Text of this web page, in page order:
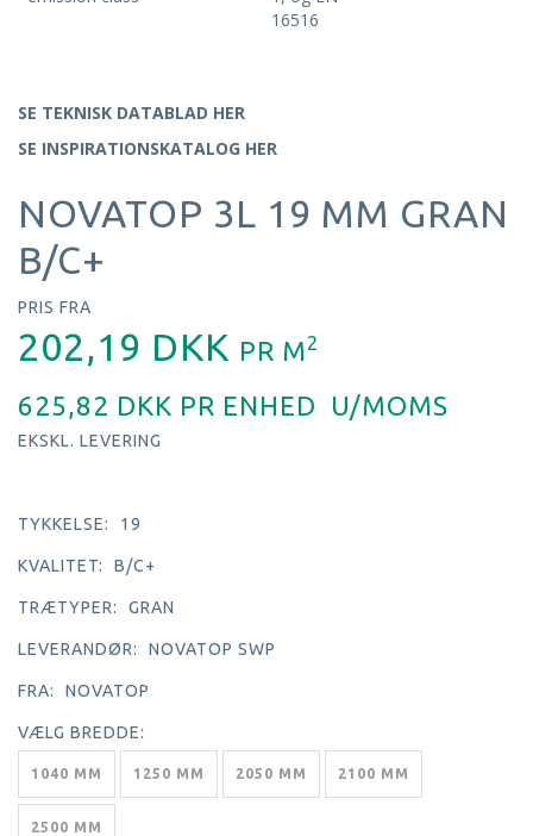
16516
SE TEKNISK DATABLAD HER
SE INSPIRATIONSKATALOG HER
NOVATOP 3L 19 MM GRAN
B/C+
PRIS FRA
202,19 DKK PR M2
625,82 DKK PR ENHED U/MOMS
EKSKL. LEVERING
TYKKELSE: 19
KVALITET: B/C+
TRÆTYPER: GRAN
LEVERANDØR: NOVATOP SWP
FRA: NOVATOP
VÆLG BREDDE:
1040 MM 1250 MM 2050 MM 2100 MM
2500 MM